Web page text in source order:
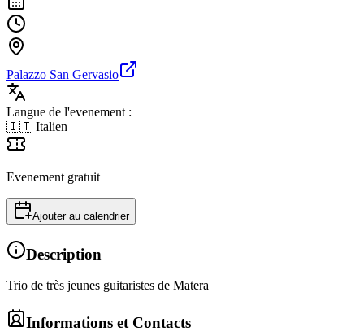
Palazzo San Gervasio
Langue de l'evenement :
🇮🇹 Italien
Evenement gratuit
Ajouter au calendrier
Description
Trio de très jeunes guitaristes de Matera
Informations et Contacts